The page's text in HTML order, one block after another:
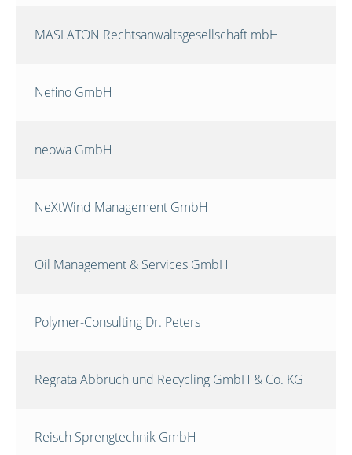
MASLATON Rechtsanwaltsgesellschaft mbH
Nefino GmbH
neowa GmbH
NeXtWind Management GmbH
Oil Management & Services GmbH
Polymer-Consulting Dr. Peters
Regrata Abbruch und Recycling GmbH & Co. KG
Reisch Sprengtechnik GmbH